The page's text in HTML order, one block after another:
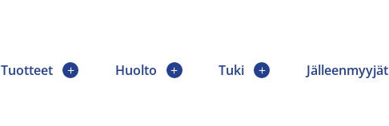
Tuotteet Huolto Tuki Jälleenmyyjät